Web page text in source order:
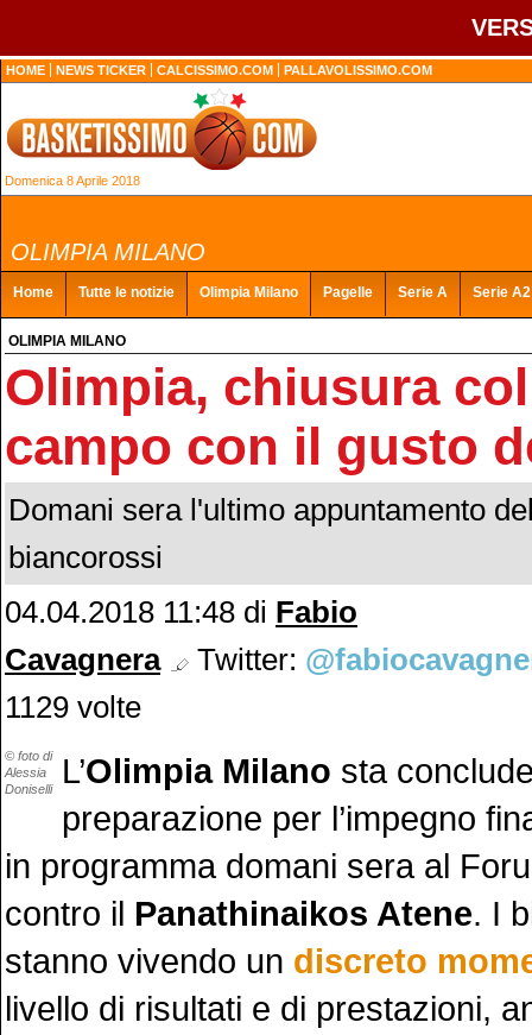
HOME NEWS TICKER CALCISSIMO.COM PALLAVOLISSIMO.COM
Domenica 8 Aprile 2018
OLIMPIA MILANO
Home Tutte le notizie Olimpia Milano Pagelle Serie A Serie A2
OLIMPIA MILANO
Olimpia, chiusura
campo con il gusto
Domani sera l'ultimo appuntamento
biancorossi
04.04.2018 11:48 di Fabio
Cavagnera
Twitter:
1129 volte
© foto di
Alessia
Doniselli
L’Olimpia Milano sta
preparazione per l’impegno
in programma domani sera al
contro il Panathinaikos Atene. I
stanno vivendo un discreto
livello di risultati e di prestazioni,